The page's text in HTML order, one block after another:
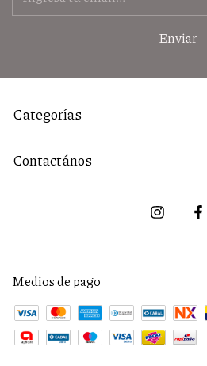
Categorías
Contactános
Medios de pago